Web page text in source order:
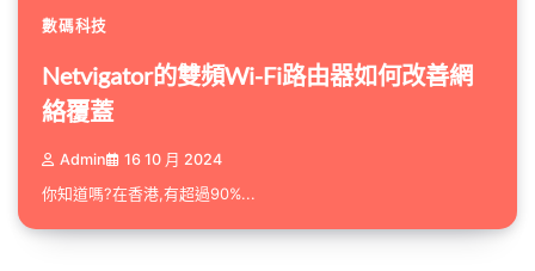
數碼科技
Netvigator的雙頻Wi-Fi路由器如何改善網
絡覆蓋
Admin 16 10 月 2024
你知道嗎?在香港,有超過90%...